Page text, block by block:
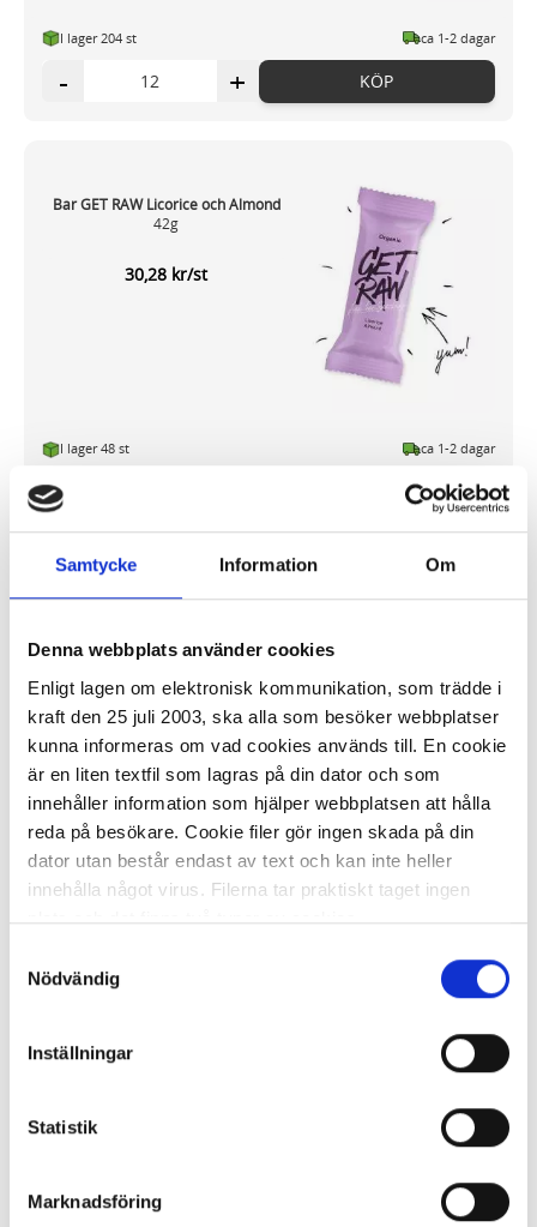
Samtycke Information Om
Denna webbplats använder cookies
Enligt lagen om elektronisk kommunikation, som trädde i
kraft den 25 juli 2003, ska alla som besöker webbplatser
kunna informeras om vad cookies används till. En cookie
är en liten textfil som lagras på din dator och som
innehåller information som hjälper webbplatsen att hålla
reda på besökare. Cookie filer gör ingen skada på din
dator utan består endast av text och kan inte heller
innehålla något virus. Filerna tar praktiskt taget ingen
plats och det finns två typer av cookies.
Den ena typen sparar en fil permanent på din dator,
dessa används för att exempelvis kunna mäta hur du
som besökare rör dig på hemsidan. Detta enbart för att
kunna erbjuda besökaren bättre tjänster och service.
funktioner för detta. Informationen som sparas på din
dator är endast ett unikt nummer utan någon koppling till
Nödvändig
Inställningar
Statistik
Marknadsföring
I lager 204 st ca 1-2 dagar
- + KÖP
Bar GET RAW Licorice och Almond
42g
30,28 kr/st
I lager 48 st ca 1-2 dagar
-
30,28 kr/st
I lager 144 st ca 1-2 dagar
- + KÖP